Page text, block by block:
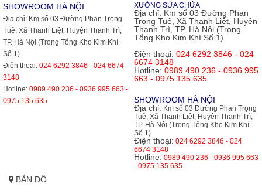
SHOWROOM HÀ NỘI
Địa chỉ: Km số 03 Đường Phan Trọng
Tuệ, Xã Thanh Liệt, Huyện Thanh Trì,
TP. Hà Nội (Trong Tổng Kho Kim Khí
Số 1)
Điện thoại: 024 6292 3846 - 024 6674
3148
Hotline: 0989 490 236 - 0936 995 663 -
0975 135 635
XƯỞNG SỬA CHỮA
Địa chỉ: Km số 03 Đường Phan
Trọng Tuệ, Xã Thanh Liệt, Huyện
Thanh Trì, TP. Hà Nội (Trong
Tổng Kho Kim Khí Số 1)
Điện thoại: 024 6292 3846 - 024
6674 3148
Hotline: 0989 490 236 - 0936 995
663 - 0975 135 635
SHOWROOM HÀ NỘI
Địa chỉ: Km số 03 Đường Phan Trọng
Tuệ, Xã Thanh Liệt, Huyện Thanh Trì,
TP. Hà Nội (Trong Tổng Kho Kim Khí
Số 1)
Điện thoại: 024 6292 3846 - 024
6674 3148
Hotline: 0989 490 236 - 0936 995 663
- 0975 135 635
BẢN ĐỒ